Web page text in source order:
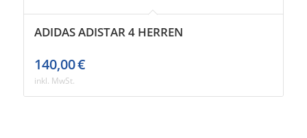
ADIDAS ADISTAR 4 HERREN
140,00€
inkl. MwSt.